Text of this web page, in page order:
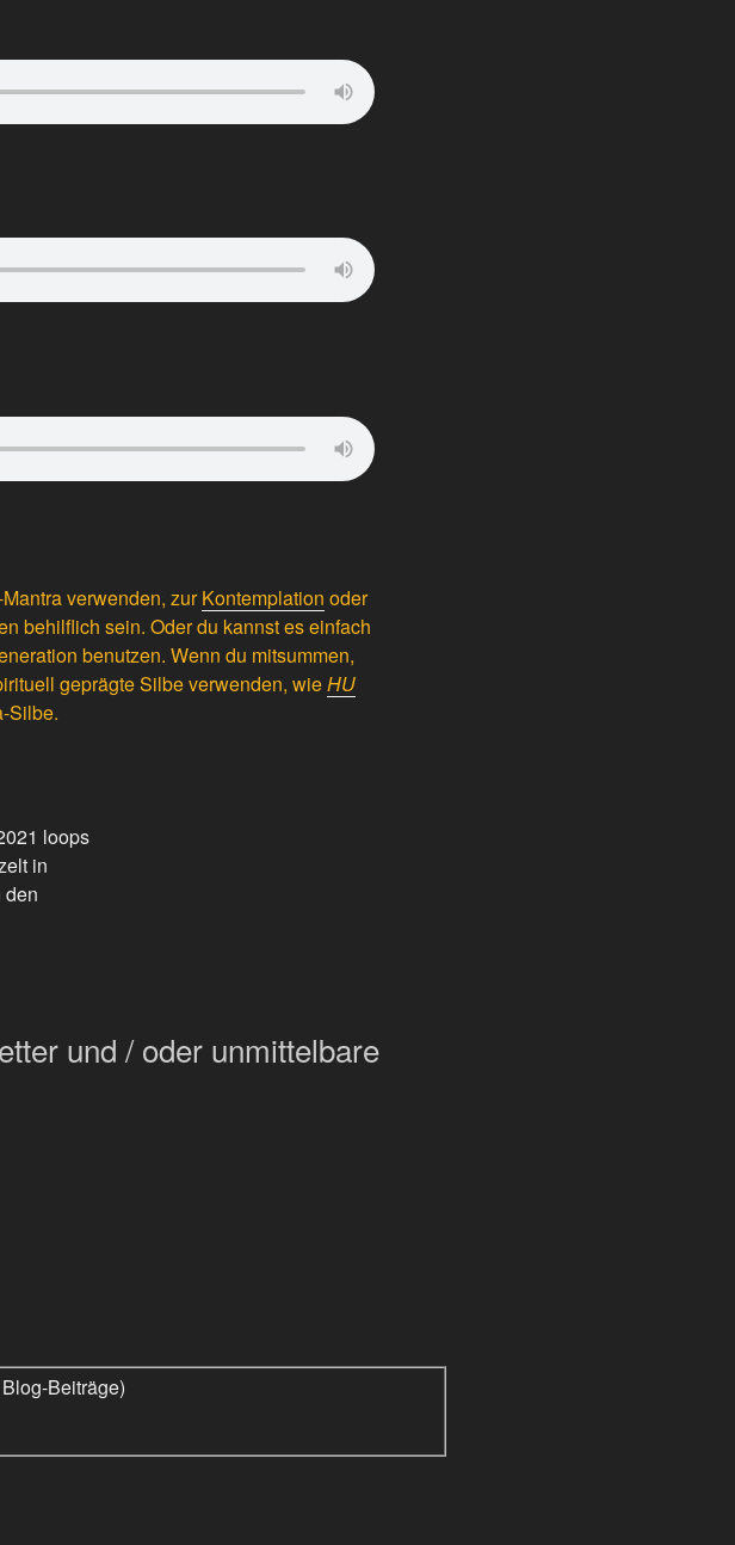
verwenden, zurKontemplation oder
behilflich sein. Oder du kannst es einfach
benutzen. Wenn du mitsummen,
geprägte Silbe verwenden, wieHU
Silbe.
in
und / oder unmittelbare
Beiträge)